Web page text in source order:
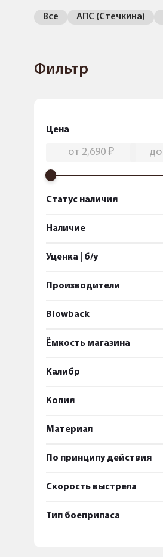
Все АПС (Стечкина)
Фильтр
Цена
Статус наличия
Наличие
Уценка | б/у
Производители
Blowback
Ёмкость магазина
Калибр
Копия
Материал
По принципу действия
Скорость выстрела
Тип боеприпаса